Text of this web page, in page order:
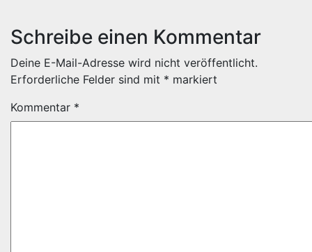
Schreibe einen Kommentar
Deine E-Mail-Adresse wird nicht veröffentlicht.
Erforderliche Felder sind mit * markiert
Kommentar *